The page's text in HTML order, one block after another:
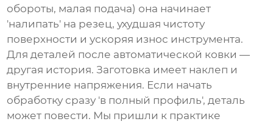
обороты, малая подача) она начинает
'налипать' на резец, ухудшая чистоту
поверхности и ускоряя износ инструмента.
Для деталей после автоматической ковки —
другая история. Заготовка имеет наклеп и
внутренние напряжения. Если начать
обработку сразу 'в полный профиль', деталь
может повести. Мы пришли к практике